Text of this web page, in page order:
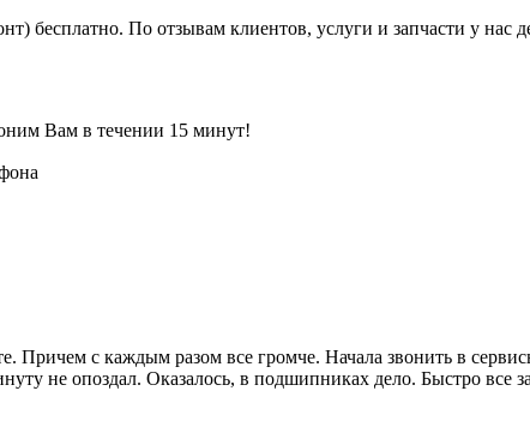
бесплатно. По отзывам клиентов, услуги и запчасти у
Вам в течении 15 минут!
Причем с каждым разом все громче. Начала звонить в
не опоздал. Оказалось, в подшипниках дело. Быстро